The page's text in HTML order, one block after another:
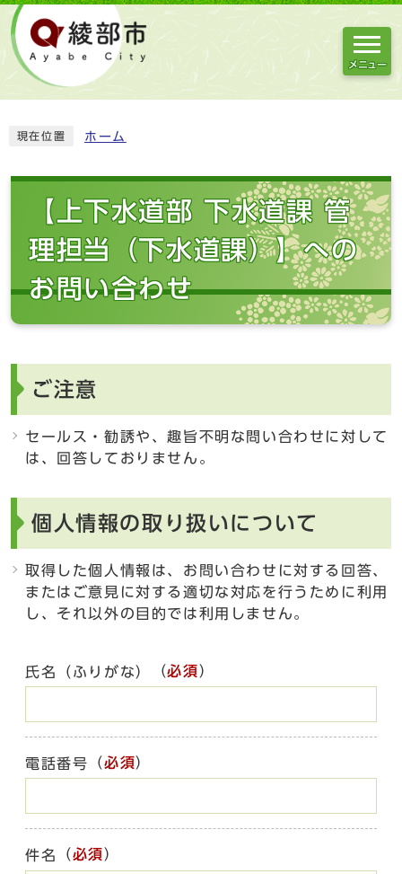
メニュー
現在位置 ホーム
【上下水道部 下水道課 管
理担当（下水道課）】への
お問い合わせ
ご注意
セールス・勧誘や、趣旨不明な問い合わせに対して
は、回答しておりません。
個人情報の取り扱いについて
取得した個人情報は、お問い合わせに対する回答、
またはご意見に対する適切な対応を行うために利用
し、それ以外の目的では利用しません。
氏名（ふりがな） （必須）
電話番号 （必須）
件名 （必須）